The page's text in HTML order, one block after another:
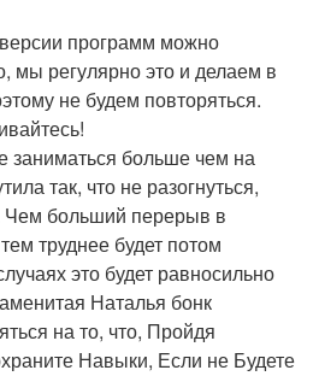
программ можно
мы регулярно это и делаем в
не будем повторяться.
заниматься больше чем на
так, что не разогнуться,
Чем больший перерыв в
труднее будет потом
это будет равносильно
Наталья бонк
на то, что, Пройдя
Навыки, Если не Будете